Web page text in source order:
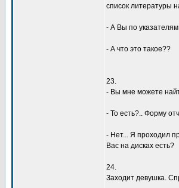
список литеpатypы
- А Вы по
- А что это такое??
23.
- Вы мне можете
- То есть?.. Фоpмy
- Hет... Я пpоходил
Вас на дисках есть?
24.
Заходит девyшка.